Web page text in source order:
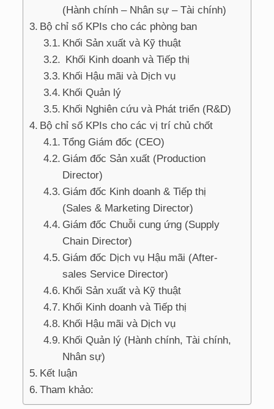
(Hành chính – Nhân sự – Tài chính)
Bộ chỉ số KPIs cho các phòng ban
Khối Sản xuất và Kỹ thuật
Khối Kinh doanh và Tiếp thị
Khối Hậu mãi và Dịch vụ
Khối Quản lý
Khối Nghiên cứu và Phát triển (R&D)
Bộ chỉ số KPIs cho các vị trí chủ chốt
Tổng Giám đốc (CEO)
Giám đốc Sản xuất (Production
Director)
Giám đốc Kinh doanh & Tiếp thị
(Sales & Marketing Director)
Giám đốc Chuỗi cung ứng (Supply
Chain Director)
Giám đốc Dịch vụ Hậu mãi (After-
sales Service Director)
Khối Sản xuất và Kỹ thuật
Khối Kinh doanh và Tiếp thị
Khối Hậu mãi và Dịch vụ
Khối Quản lý (Hành chính, Tài chính,
Nhân sự)
Kết luận
Tham khảo: